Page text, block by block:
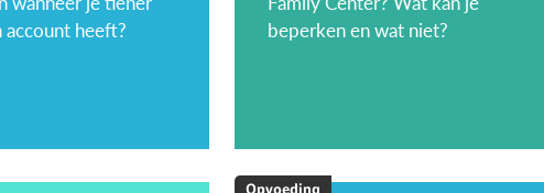
account heeft?
beperken en wat niet?
Opvoeding